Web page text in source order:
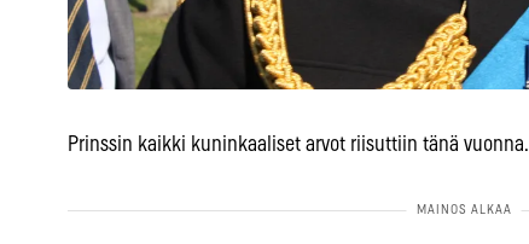
Prinssin kaikki kuninkaaliset arvot riisuttiin tänä vuonna.